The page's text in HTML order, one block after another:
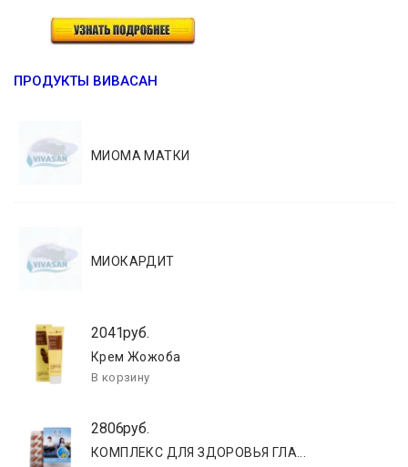
ПРОДУКТЫ ВИВАСАН
МИОМА МАТКИ
МИОКАРДИТ
2041руб.
Крем Жожоба
2806руб.
КОМПЛЕКС ДЛЯ ЗДОРОВЬЯ ГЛА...